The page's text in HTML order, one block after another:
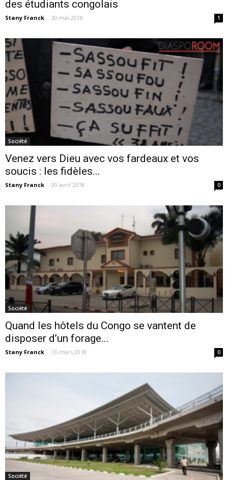
des étudiants congolais
Stany Franck - 30 mai 2018 1
Société
Venez vers Dieu avec vos fardeaux et vos
soucis : les fidèles...
Stany Franck - 20 avril 2018 0
Société
Quand les hôtels du Congo se vantent de
disposer d’un forage...
Stany Franck - 16 mars 2018 0
Société